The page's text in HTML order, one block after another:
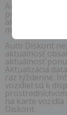
Auto Diskont si
akúkoľvek časť
mobilné aplikácie.
Auto Diskont
aktuálnosť
aktuálnosť
Aktualizácia
raz týždenne.
vozidiel sú k
na karte
Diskont.